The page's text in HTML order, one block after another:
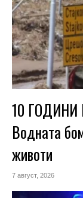
10 ГОДИНИ
Водната
животи
7 август, 2026